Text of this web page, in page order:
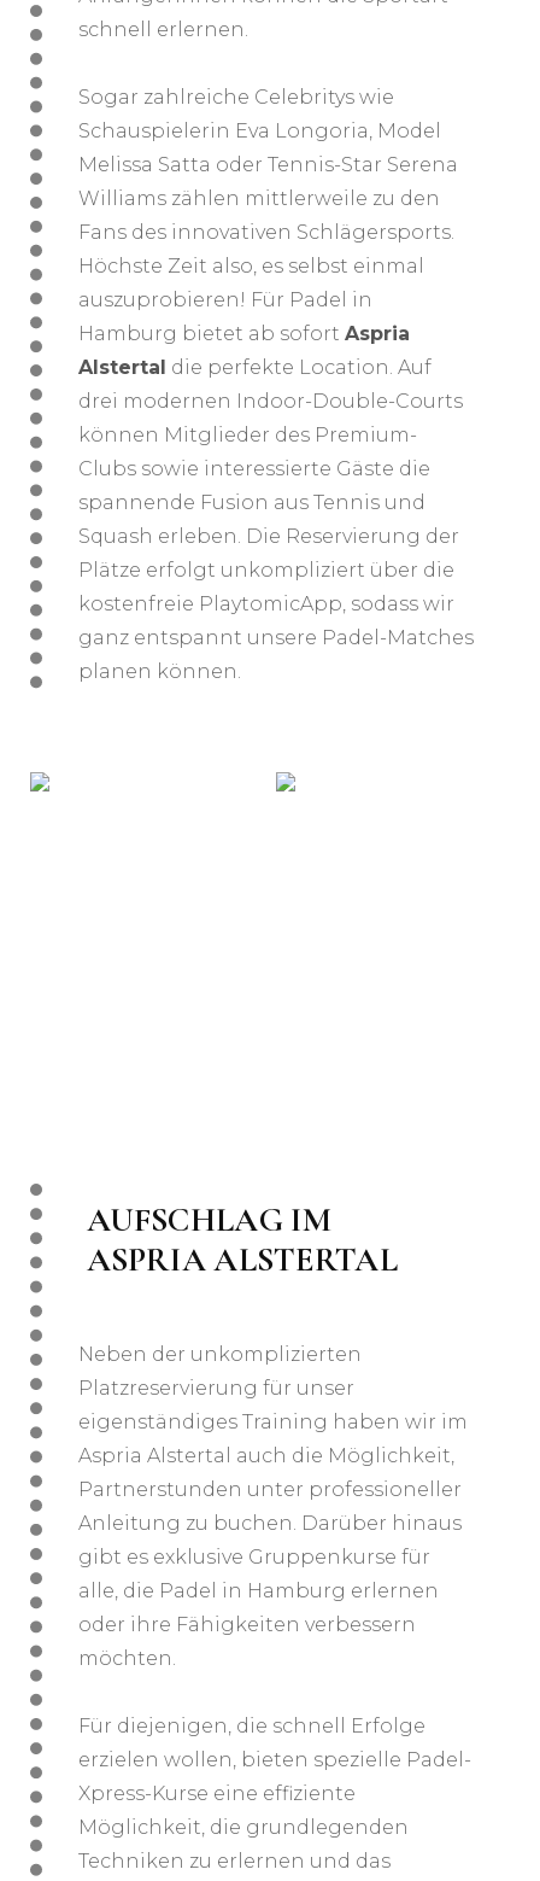
schnell erlernen.
Sogar zahlreiche Celebritys wie
Schauspielerin Eva Longoria, Model
Melissa Satta oder Tennis-Star Serena
Williams zählen mittlerweile zu den
Fans des innovativen Schlägersports.
Höchste Zeit also, es selbst einmal
auszuprobieren! Für Padel in
Hamburg bietet ab sofort Aspria
Alstertal die perfekte Location. Auf
drei modernen Indoor-Double-Courts
können Mitglieder des Premium-
Clubs sowie interessierte Gäste die
spannende Fusion aus Tennis und
Squash erleben. Die Reservierung der
Plätze erfolgt unkompliziert über die
kostenfreie PlaytomicApp, sodass wir
ganz entspannt unsere Padel-Matches
planen können.
AUFSCHLAG IM
ASPRIA ALSTERTAL
Neben der unkomplizierten
Platzreservierung für unser
eigenständiges Training haben wir im
Aspria Alstertal auch die Möglichkeit,
Partnerstunden unter professioneller
Anleitung zu buchen. Darüber hinaus
gibt es exklusive Gruppenkurse für
alle, die Padel in Hamburg erlernen
oder ihre Fähigkeiten verbessern
möchten.
Für diejenigen, die schnell Erfolge
erzielen wollen, bieten spezielle Padel-
Xpress-Kurse eine effiziente
Möglichkeit, die grundlegenden
Techniken zu erlernen und das